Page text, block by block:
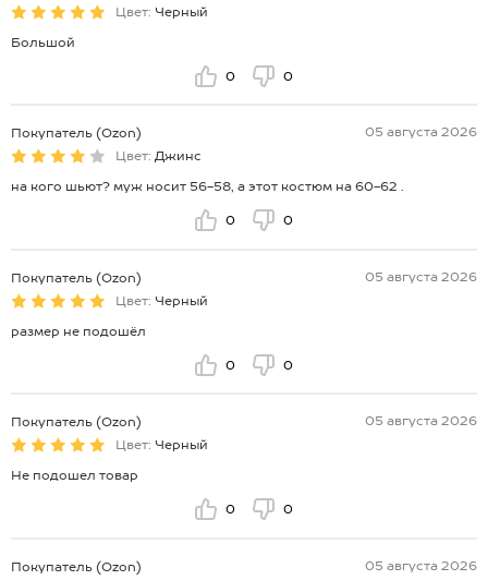
Цвет: Черный
Большой
0 0
Покупатель (Ozon)
05 августа 2026
Цвет: Джинс
на кого шьют? муж носит 56-58, а этот костюм на 60-62 .
0 0
Покупатель (Ozon)
05 августа 2026
Цвет: Черный
размер не подошёл
0 0
Покупатель (Ozon)
05 августа 2026
Цвет: Черный
Не подошел товар
0 0
Покупатель (Ozon)
05 августа 2026